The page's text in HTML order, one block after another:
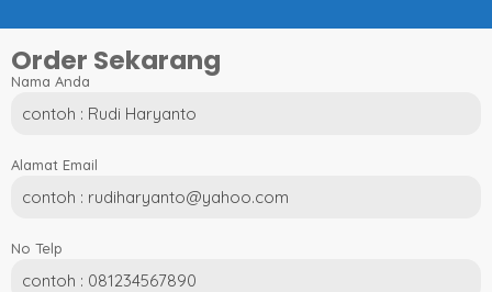
Order Sekarang
Nama Anda
Alamat Email
No Telp